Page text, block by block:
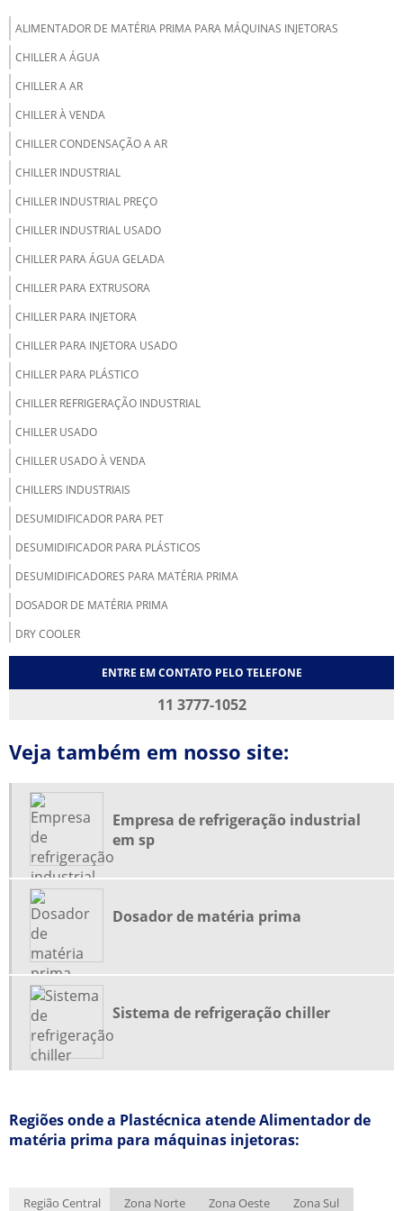
ALIMENTADOR DE MATÉRIA PRIMA PARA MÁQUINAS INJETORAS
CHILLER A ÁGUA
CHILLER A AR
CHILLER À VENDA
CHILLER CONDENSAÇÃO A AR
CHILLER INDUSTRIAL
CHILLER INDUSTRIAL PREÇO
CHILLER INDUSTRIAL USADO
CHILLER PARA ÁGUA GELADA
CHILLER PARA EXTRUSORA
CHILLER PARA INJETORA
CHILLER PARA INJETORA USADO
CHILLER PARA PLÁSTICO
CHILLER REFRIGERAÇÃO INDUSTRIAL
CHILLER USADO
CHILLER USADO À VENDA
CHILLERS INDUSTRIAIS
DESUMIDIFICADOR PARA PET
DESUMIDIFICADOR PARA PLÁSTICOS
DESUMIDIFICADORES PARA MATÉRIA PRIMA
DOSADOR DE MATÉRIA PRIMA
DRY COOLER
EMPRESA DE REFRIGERAÇÃO INDUSTRIAL EM SP
EQUIPAMENTOS DE REFRIGERAÇÃO INDUSTRIAL
FABRICANTE DE CHILLER SP
MANUTENÇÃO CORRETIVA EM CHILLERS
MANUTENÇÃO CORRETIVA EM UNIDADES DE ÁGUA GELADA
MANUTENÇÃO DE CHILLER
MANUTENÇÃO PREVENTIVA EM CHILLER
MOINHO PARA PLÁSTICO
PENEIRA MOLECULAR
PENEIRA MOLECULAR FORNECEDORES
REFORMA DE MOINHOS
SISTEMA CHILLER DE REFRIGERAÇÃO
ENTRE EM CONTATO PELO TELEFONE
11 3777-1052
Veja também em nosso site:
Empresa de refrigeração industrial
em sp
Dosador de matéria prima
Sistema de refrigeração chiller
Regiões onde a Plastécnica atende Alimentador de
matéria prima para máquinas injetoras:
Região Central Zona Norte Zona Oeste
Zona Sul